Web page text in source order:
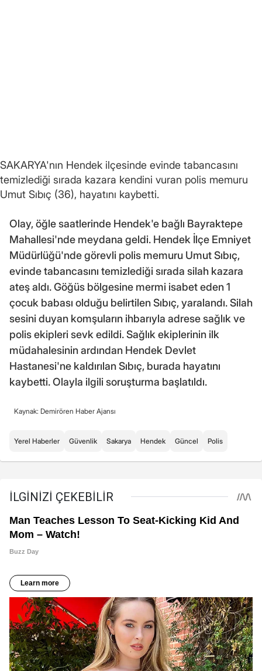
SAKARYA'nın Hendek ilçesinde evinde tabancasını
temizlediği sırada kazara kendini vuran polis memuru
Umut Sıbıç (36), hayatını kaybetti.
Olay, öğle saatlerinde Hendek'e bağlı Bayraktepe
Mahallesi'nde meydana geldi. Hendek İlçe Emniyet
Müdürlüğü'nde görevli polis memuru Umut Sıbıç,
evinde tabancasını temizlediği sırada silah kazara
ateş aldı. Göğüs bölgesine mermi isabet eden 1
çocuk babası olduğu belirtilen Sıbıç, yaralandı. Silah
sesini duyan komşuların ihbarıyla adrese sağlık ve
polis ekipleri sevk edildi. Sağlık ekiplerinin ilk
müdahalesinin ardından Hendek Devlet
Hastanesi'ne kaldırılan Sıbıç, burada hayatını
kaybetti. Olayla ilgili soruşturma başlatıldı.
Kaynak: Demirören Haber Ajansı
Yerel Haberler Güvenlik Sakarya Hendek Güncel Polis